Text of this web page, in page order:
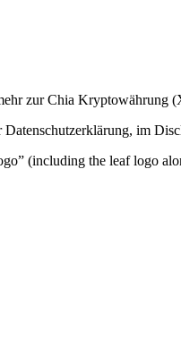
zur Chia Kryptowährung
im
the leaf logo alone